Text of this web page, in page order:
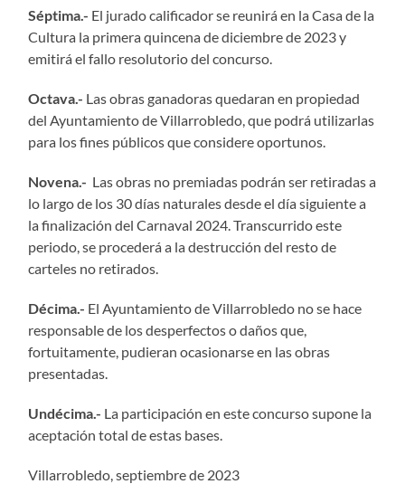
Séptima.- El jurado calificador se reunirá en la Casa de la
Cultura la primera quincena de diciembre de 2023 y
emitirá el fallo resolutorio del concurso.
Octava.- Las obras ganadoras quedaran en propiedad
del Ayuntamiento de Villarrobledo, que podrá utilizarlas
para los fines públicos que considere oportunos.
Novena.- Las obras no premiadas podrán ser retiradas a
lo largo de los 30 días naturales desde el día siguiente a
la finalización del Carnaval 2024. Transcurrido este
periodo, se procederá a la destrucción del resto de
carteles no retirados.
Décima.- El Ayuntamiento de Villarrobledo no se hace
responsable de los desperfectos o daños que,
fortuitamente, pudieran ocasionarse en las obras
presentadas.
Undécima.- La participación en este concurso supone la
aceptación total de estas bases.
Villarrobledo, septiembre de 2023